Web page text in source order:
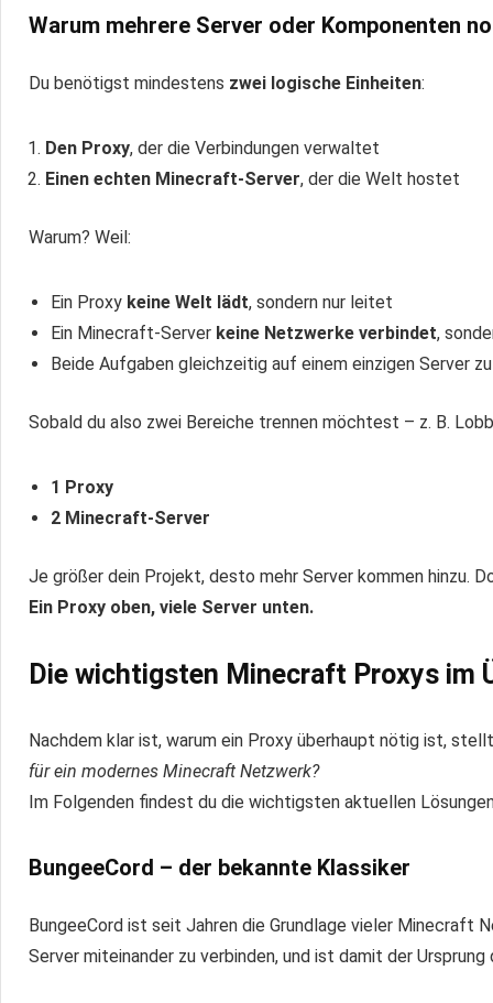
Warum mehrere Server oder Komponenten
Du benötigst mindestens zwei logische Einheiten:
Den Proxy, der die Verbindungen verwaltet
Einen echten Minecraft-Server, der die Welt hostet
Warum? Weil:
Ein Proxy keine Welt lädt, sondern nur leitet
Ein Minecraft-Server keine Netzwerke verbindet,
Beide Aufgaben gleichzeitig auf einem einzigen Server
Sobald du also zwei Bereiche trennen möchtest – z. B.
1 Proxy
2 Minecraft-Server
Je größer dein Projekt, desto mehr Server kommen hinzu.
Ein Proxy oben, viele Server unten.
Die wichtigsten Minecraft Proxys im
Nachdem klar ist, warum ein Proxy überhaupt nötig ist,
für ein modernes Minecraft Netzwerk?
Im Folgenden findest du die wichtigsten aktuellen
BungeeCord – der bekannte Klassiker
BungeeCord ist seit Jahren die Grundlage vieler Minecraft
Server miteinander zu verbinden, und ist damit der